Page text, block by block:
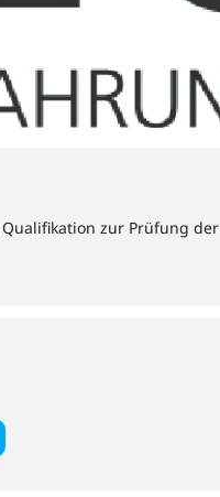
zur Prüfung der